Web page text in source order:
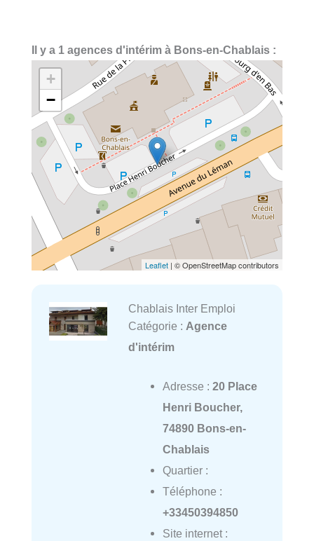
Il y a 1 agences d'intérim à Bons-en-Chablais :
+
−
Leaflet | © OpenStreetMap contributors
Chablais Inter Emploi
Catégorie : Agence
d'intérim
Adresse : 20 Place
Henri Boucher,
74890 Bons-en-
Chablais
Quartier :
Téléphone :
+33450394850
Site internet :